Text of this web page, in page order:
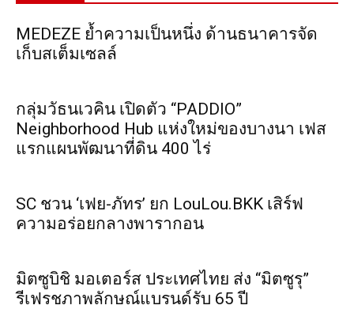
MEDEZE ย้ำความเป็นหนึ่ง ด้านธนาคารจัด
เก็บสเต็มเซลล์
กลุ่มวัธนเวคิน เปิดตัว “PADDIO”
Neighborhood Hub แห่งใหม่ของบางนา เฟส
แรกแผนพัฒนาที่ดิน 400 ไร่
SC ชวน ‘เฟย-ภัทร’ ยก LouLou.BKK เสิร์ฟ
ความอร่อยกลางพารากอน
มิตซูบิชิ มอเตอร์ส ประเทศไทย ส่ง “มิตซูรุ”
รีเฟรชภาพลักษณ์แบรนด์รับ 65 ปี